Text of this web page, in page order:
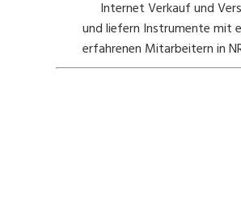
Internet Verkauf und
und liefern Instrumente mit
erfahrenen Mitarbeitern in